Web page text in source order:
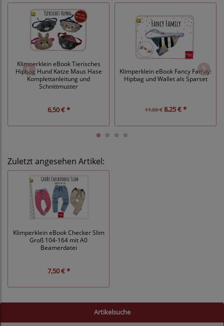
Klimperklein eBook Tierisches
Hipbag Hund Katze Maus Hase
Komplettanleitung und
Schnittmuster
6,50 € *
Klimperklein eBook Fancy Family:
Hipbag und Wallet als Sparset
11,00 €8,25 € *
Zuletzt angesehen Artikel:
Klimperklein eBook Checker Slim
Groß 104-164 mit A0
Beamerdatei
7,50 € *
Artikelsuche